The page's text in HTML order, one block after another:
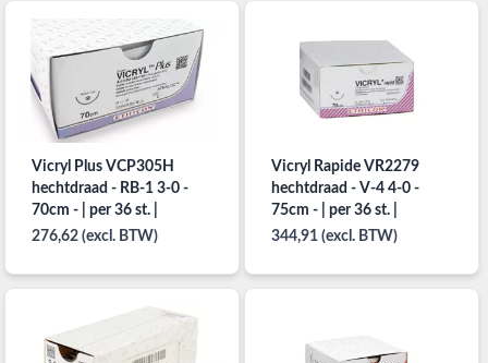
Vicryl Plus VCP305H
hechtdraad - RB-1 3-0 -
70cm - | per 36 st. |
276,62 (excl. BTW)
Vicryl Rapide VR2279
hechtdraad - V-4 4-0 -
75cm - | per 36 st. |
344,91 (excl. BTW)